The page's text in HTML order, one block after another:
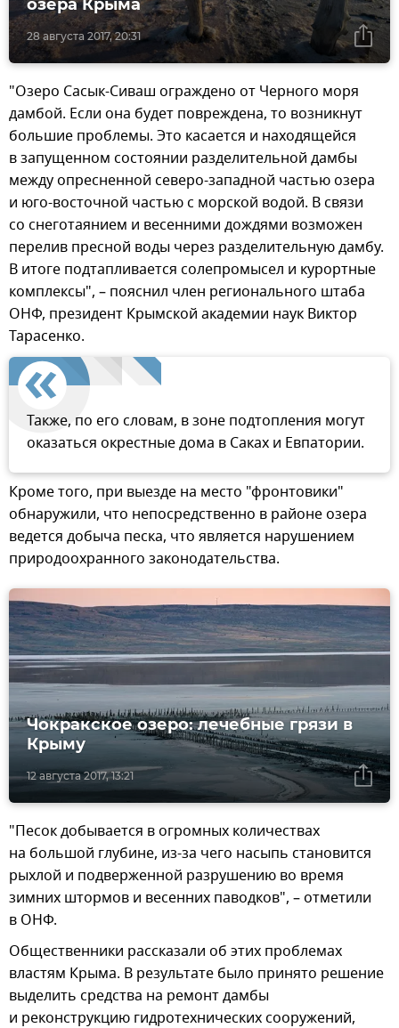
28 августа 2017, 20:31
озера Крыма
"Озеро Сасык-Сиваш ограждено от Черного моря
дамбой. Если она будет повреждена, то возникнут
большие проблемы. Это касается и находящейся
в запущенном состоянии разделительной дамбы
между опресненной северо-западной частью озера
и юго-восточной частью с морской водой. В связи
со снеготаянием и весенними дождями возможен
перелив пресной воды через разделительную дамбу.
В итоге подтапливается солепромысел и курортные
комплексы", – пояснил член регионального штаба
ОНФ, президент Крымской академии наук Виктор
Тарасенко.
Также, по его словам, в зоне подтопления могут
оказаться окрестные дома в Саках и Евпатории.
Кроме того, при выезде на место "фронтовики"
обнаружили, что непосредственно в районе озера
ведется добыча песка, что является нарушением
природоохранного законодательства.
12 августа 2017, 13:21
Чокракское озеро: лечебные грязи в
Крыму
"Песок добывается в огромных количествах
на большой глубине, из-за чего насыпь становится
рыхлой и подверженной разрушению во время
зимних штормов и весенних паводков", – отметили
в ОНФ.
Общественники рассказали об этих проблемах
властям Крыма. В результате было принято решение
выделить средства на ремонт дамбы
и реконструкцию гидротехнических сооружений,